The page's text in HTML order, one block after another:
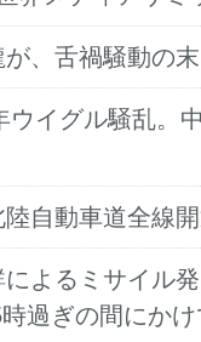
、舌禍騒動の
ウイグル騒乱。
自動車道全線開
よるミサイル
過ぎの間にかけ